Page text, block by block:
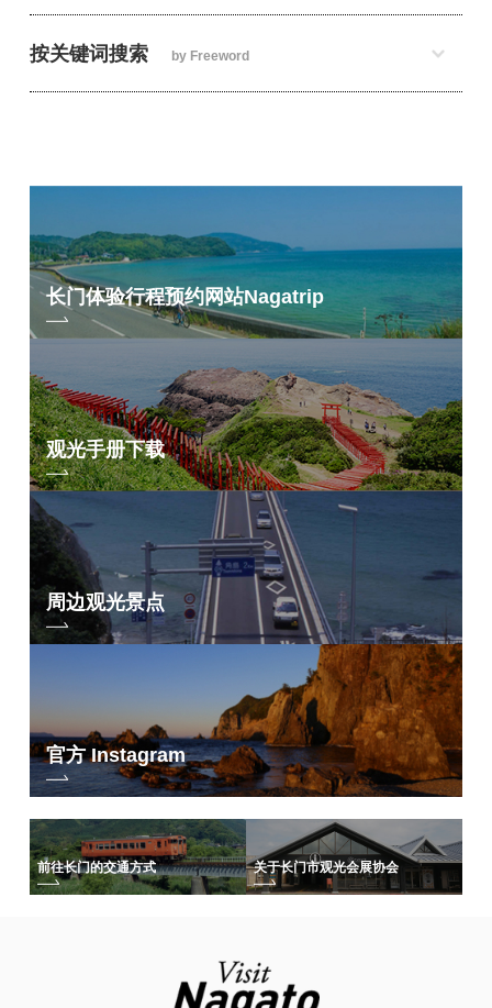
按关键词搜索 by Freeword
长门体验行程预约网站Nagatrip
观光手册下载
周边观光景点
官方 Instagram
前往长门的交通方式 关于长门市观光会展协会